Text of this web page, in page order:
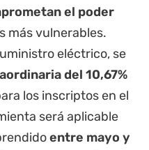
el poder
más vulnerables.
eléctrico, se
del 10,67%
los inscriptos en el
será aplicable
entre mayo y